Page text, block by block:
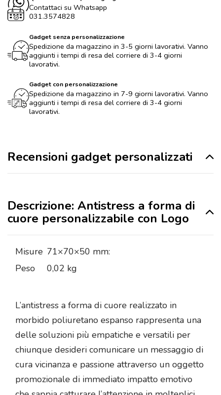
Contattaci su Whatsapp
031.3574828
Gadget senza personalizzazione
Spedizione da magazzino in 3-5 giorni lavorativi. Vanno
aggiunti i tempi di resa del corriere di 3-4 giorni
lavorativi.
Gadget con personalizzazione
Spedizione da magazzino in 7-9 giorni lavorativi. Vanno
aggiunti i tempi di resa del corriere di 3-4 giorni
lavorativi.
Recensioni gadget personalizzati
Descrizione: Antistress a forma di
cuore personalizzabile con Logo
Misure 71×70×50 mm:
Peso
0,02 kg
L’antistress a forma di cuore realizzato in
morbido poliuretano espanso rappresenta una
delle soluzioni più empatiche e versatili per
chiunque desideri comunicare un messaggio di
cura vicinanza e passione attraverso un oggetto
promozionale di immediato impatto emotivo